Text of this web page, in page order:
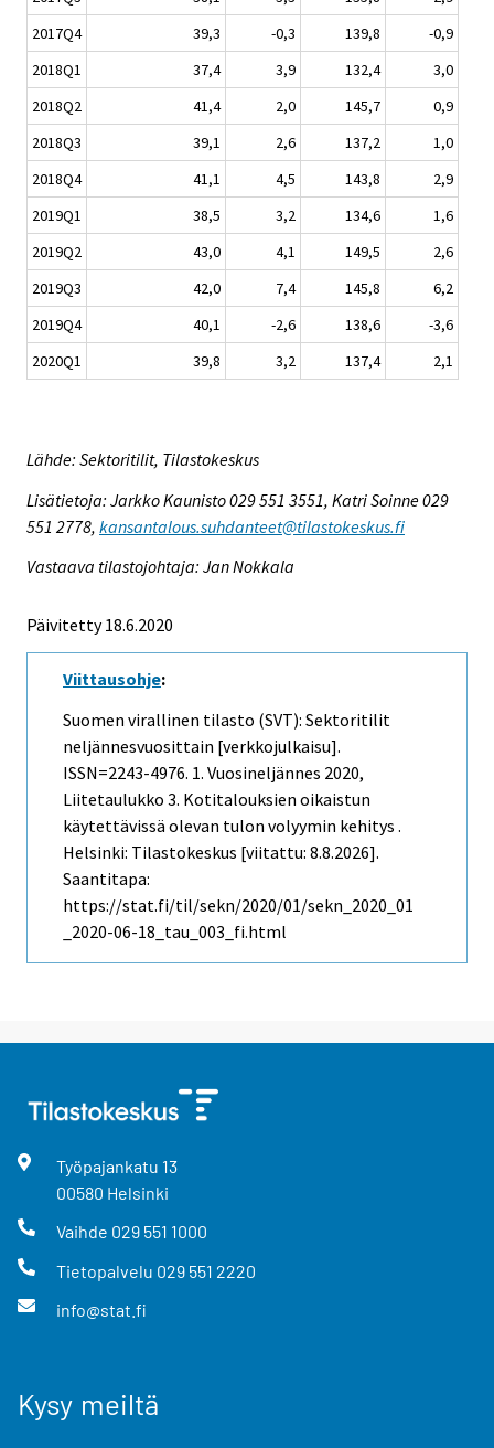
2017Q4
39,3 -0,3 139,8
-0,9
2018Q1
37,4 3,9 132,4
3,0
2018Q2
41,4 2,0 145,7
0,9
2018Q3
39,1 2,6 137,2
1,0
2018Q4
41,1 4,5 143,8
2,9
2019Q1
38,5 3,2 134,6
1,6
2019Q2
43,0 4,1 149,5
2,6
2019Q3
42,0 7,4 145,8
6,2
2019Q4
40,1 -2,6 138,6
-3,6
2020Q1
39,8 3,2 137,4 2,1
Lähde: Sektoritilit, Tilastokeskus
Lisätietoja: Jarkko Kaunisto 029 551 3551, Katri Soinne 029
551 2778, kansantalous.suhdanteet@tilastokeskus.fi
Vastaava tilastojohtaja: Jan Nokkala
Päivitetty 18.6.2020
Viittausohje:
Suomen virallinen tilasto (SVT): Sektoritilit
neljännesvuosittain [verkkojulkaisu].
ISSN=2243-4976. 1. Vuosineljännes 2020,
Liitetaulukko 3. Kotitalouksien oikaistun
käytettävissä olevan tulon volyymin kehitys .
Helsinki: Tilastokeskus [viitattu: 8.8.2026].
Saantitapa:
https://stat.fi/til/sekn/2020/01/sekn_2020_01
_2020-06-18_tau_003_fi.html
Työpajankatu 13
00580 Helsinki
Vaihde 029 551 1000
Tietopalvelu 029 551 2220
info@stat.fi
Kysy meiltä